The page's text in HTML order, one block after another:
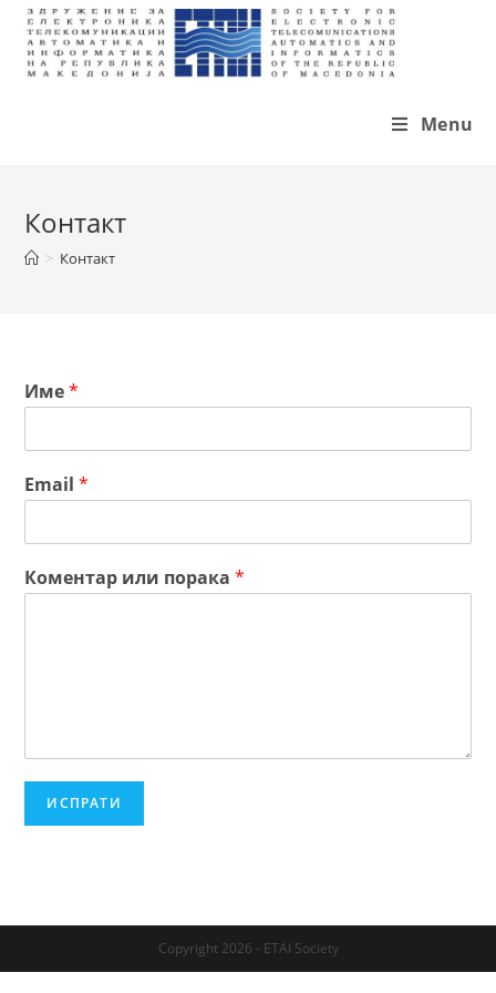
Skip
content
Menu
Контакт
> Контакт
Име*
Email*
Коментар или порака*
ИСПРАТИ
Copyright 2026 - ETAI Society